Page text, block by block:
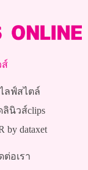
ส์
ลฟ์สไตล์
ลินิวส์clips
by dataxet
ต่อเรา